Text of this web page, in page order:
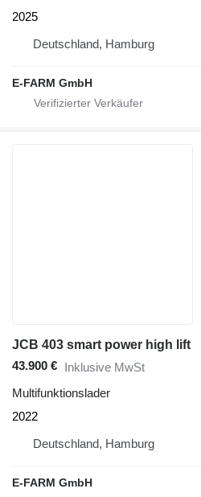
2025
Deutschland, Hamburg
E-FARM GmbH
JCB 403 smart power high lift
43.900 € Inklusive MwSt
Multifunktionslader
2022
Deutschland, Hamburg
E-FARM GmbH